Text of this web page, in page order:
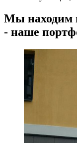
Мы находим
- наше